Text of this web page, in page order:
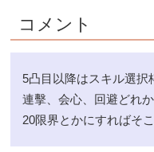
コメント
5凸目以降はスキル選択
連擊、会心、回避どれ
20限界とかにすればそ